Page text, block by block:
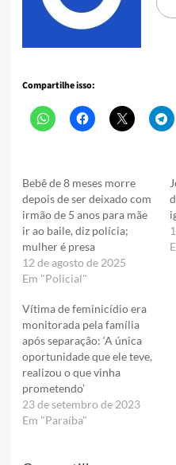
Compartilhe isso:
Bebê de 8 meses morre
depois de ser deixado com
irmão de 5 anos para mãe
ir ao baile, diz polícia;
mulher é presa
12 de agosto de 2025
Em "Policial"
Vítima de feminicídio era
monitorada pela família
após separação: ‘A única
oportunidade que ele teve,
realizou o que vinha
prometendo’
23 de setembro de 2023
Em "Paraíba"